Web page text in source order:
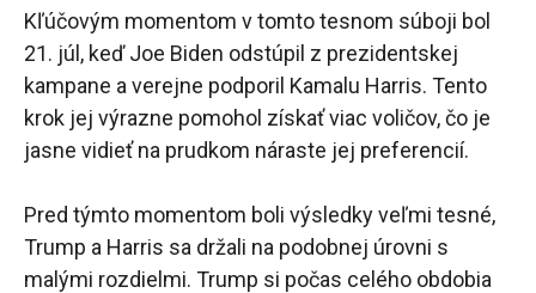
Kľúčovým momentom v tomto tesnom súboji bol
21. júl, keď Joe Biden odstúpil z prezidentskej
kampane a verejne podporil Kamalu Harris. Tento
krok jej výrazne pomohol získať viac voličov, čo je
jasne vidieť na prudkom náraste jej preferencií.
Pred týmto momentom boli výsledky veľmi tesné,
Trump a Harris sa držali na podobnej úrovni s
malými rozdielmi. Trump si počas celého obdobia